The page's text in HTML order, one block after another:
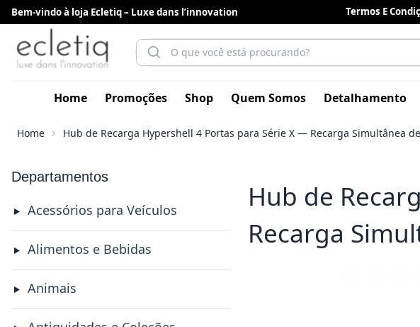
Bem-vindo à loja Ecletiq – Luxe dans l’innovation Termos E
Home Promoções Shop Quem Somos Detalhamento
Home Hub de Recarga Hypershell 4 Portas para Série X — Recarga Simultânea
Departamentos
Acessórios para Veículos
Alimentos e Bebidas
Animais
Hub de
Recarga